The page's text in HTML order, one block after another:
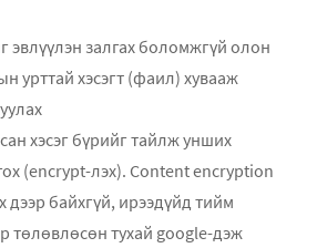
эвлүүлэн залгах боломжгүй олон
урттай хэсэгт (фаил) хувааж
хэсэг бүрийг тайлж унших
(encrypt-лэх). Content encryption
дээр байхгүй, ирээдүйд тийм
төлөвлөсөн тухай google-дэж